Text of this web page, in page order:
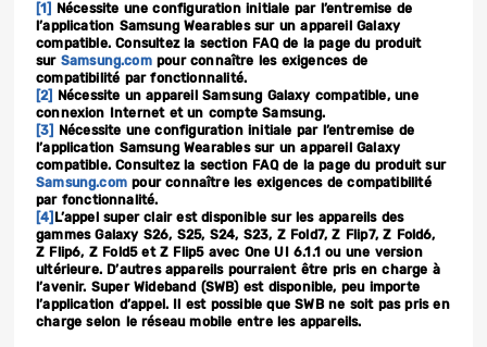
[1]
Nécessite une configuration initiale par l’entremise de
l’application Samsung Wearables sur un appareil Galaxy
compatible. Consultez la section FAQ de la page du produit
sur Samsung.compour connaître les exigences de
compatibilité par fonctionnalité.
[2]
Nécessite un appareil Samsung Galaxy compatible, une
connexion Internet et un compte Samsung.​
[3]
Nécessite une configuration initiale par l’entremise de
l’application Samsung Wearables sur un appareil Galaxy
compatible. Consultez la section FAQ de la page du produit sur
Samsung.compour connaître les exigences de compatibilité
par fonctionnalité.
[4] L’appel super clair est disponible sur les appareils des
gammes Galaxy S26, S25, S24, S23, Z Fold7, Z Flip7, Z Fold6,
Z Flip6, Z Fold5 et Z Flip5 avec One UI 6.1.1 ou une version
ultérieure. D’autres appareils pourraient être pris en charge à
l’avenir. Super Wideband (SWB) est disponible, peu importe
l’application d’appel. Il est possible que SWB ne soit pas pris en
charge selon le réseau mobile entre les appareils.